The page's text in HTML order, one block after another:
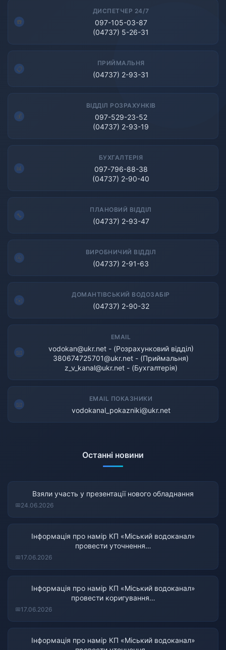
ДИСПЕТЧЕР 24/7
097-105-03-87
(04737) 5-26-31
ПРИЙМАЛЬНЯ
(04737) 2-93-31
ВІДДІЛ РОЗРАХУНКІВ
097-529-23-52
(04737) 2-93-19
БУХГАЛТЕРІЯ
097-796-88-38
(04737) 2-90-40
ПЛАНОВИЙ ВІДДІЛ
(04737) 2-93-47
ВИРОБНИЧИЙ ВІДДІЛ
(04737) 2-91-63
ДОМАНТІВСЬКИЙ ВОДОЗАБІР
(04737) 2-90-32
EMAIL
vodokan@ukr.net - (Розрахунковий відділ)
380674725701@ukr.net - (Приймальня)
z_v_kanal@ukr.net - (Бухгалтерія)
EMAIL ПОКАЗНИКИ
vodokanal_pokazniki@ukr.net
Останні новини
Взяли участь у презентації нового обладнання
24.06.2026
Інформація про намір КП «Міський водоканал»
провести уточнення…
17.06.2026
Інформація про намір КП «Міський водоканал»
провести коригування…
17.06.2026
Інформація про намір КП «Міський водоканал»